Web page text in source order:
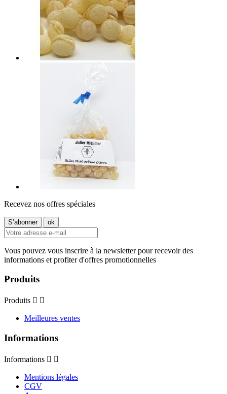
Recevez nos offres spéciales
Vous pouvez vous inscrire à la newsletter pour recevoir des
informations et profiter d'offres promotionnelles
Produits
Produits  
Meilleures ventes
Informations
Informations  
Mentions légales
CGV